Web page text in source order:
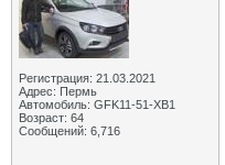
Регистрация: 21.03.2021
Адрес: Пермь
Автомобиль: GFK11-51-ХВ1
Возраст: 64
Сообщений: 6,716